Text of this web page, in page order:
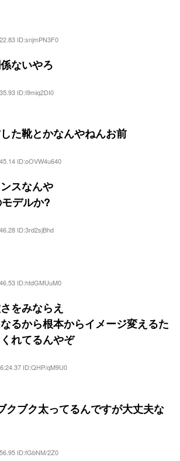
ID:snjmPN3F0
ないやろ
ID:I9miq2DI0
た靴とかなんやねんお前
ID:oOVW4u640
スなんや
デルか?
ID:3rd2sjBhd
ID:htdGMUuM0
をみならえ
るから根本からイメージ変えるた
れてるんやぞ
ID:QHP/qM9U0
クブク太ってるんですが大丈夫な
ID:fGbNM/2Z0